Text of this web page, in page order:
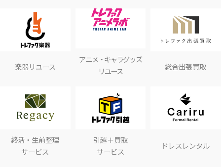
楽器リユース
アニメ・キャラグッズ
リユース
総合出張買取
終活・生前整理
サービス
引越＋買取
サービス
ドレスレンタル